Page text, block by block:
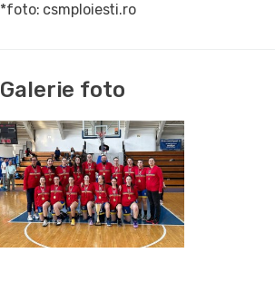
*foto: csmploiesti.ro
Galerie foto